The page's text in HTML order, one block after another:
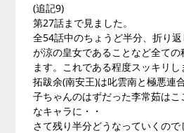
(追記9)
第27話まで見ました。
全54話中のちょうど半分、折り
が涼の皇女であることなど全て
ます。これである程度スッキリし
拓跋余(南安王)は叱雲南と極悪連
子ちゃんのはずだった李常茹は
なキャラに・・
さて残り半分どうなっていくので